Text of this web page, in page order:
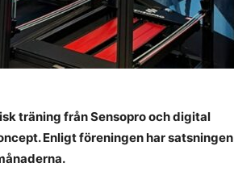
träning från Sensopro och digital
Enligt föreningen har satsningen